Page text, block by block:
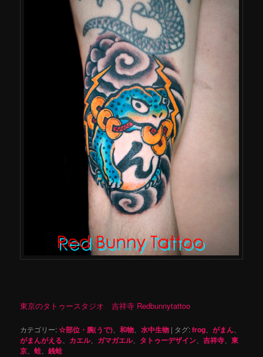
東京のタトゥースタジオ 吉祥寺 Redbunnytattoo
カテゴリー:☆部位・腕(うで) 、和物 、水中生物 | タグ:frog 、がまん
がまんがえる カエル、 ガマガエル、 タトゥーデザイン 、吉祥寺 、東
京 、蛙 、銭蛙